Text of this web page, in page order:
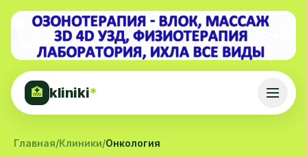
🏥 kliniki*
Главная/Клиники/Онкология